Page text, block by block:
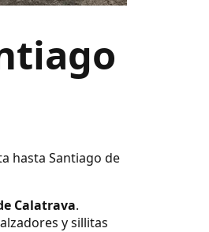
hasta Santiago de
Calatrava.
y sillitas